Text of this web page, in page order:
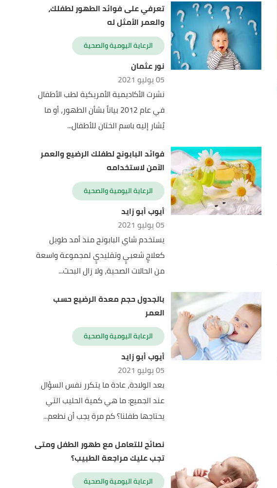
تعرفي على فوائد الطهور لطفلك،
والعمر الأمثل له
الرعاية اليومية والصحية
نور عثمان
05 يوليو 2021
نشرت الأكاديمية الأمريكية لطب الأطفال
في عام 2012 بياناً بشأن الطهور، أو ما
يُشار إليه باسم الختان للأطفال...
فوائد البابونج لطفلك الرضيع والعمر
الآمن لاستخدامه
الرعاية اليومية والصحية
أيوب أبو زايد
05 يوليو 2021
يستخدم شاي البابونج منذ أمد طويل
كعلاجٍ شعبيٍ وتقليديٍ لمجموعة واسعة
من الحالات الصحية، ولا زال البحث...
بالجدول حجم معدة الرضيع حسب
العمر
الرعاية اليومية والصحية
أيوب أبو زايد
05 يوليو 2021
بعد الولادة، عادة ما يتكرر نفس السؤال
عند الجميع: ما هي كمية الحليب التي
يحتاجها طفلنا؟ كم مرة يجب أن نطعم...
نصائح للتعامل مع طهور الطفل ومتى
تجب عليك مراجعة الطبيب؟
الرعاية اليومية والصحية